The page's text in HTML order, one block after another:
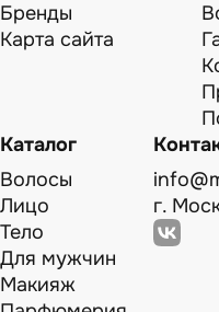
Бренды
Карта сайта
Каталог
Волосы
Лицо
Тело
Для мужчин
Макияж
г.